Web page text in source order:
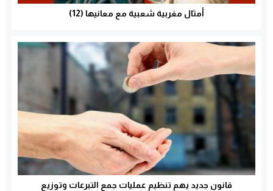
أمثال مغربية شعبية مع معانيها (12)
قانون جديد يهم تنظيم عمليات جمع التبرعات وتوزيع